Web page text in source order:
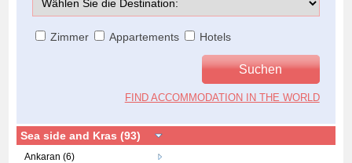
Zimmer Appartements Hotels
FIND ACCOMMODATION IN THE WORLD
Sea side and Kras (93)
Ankaran (6)